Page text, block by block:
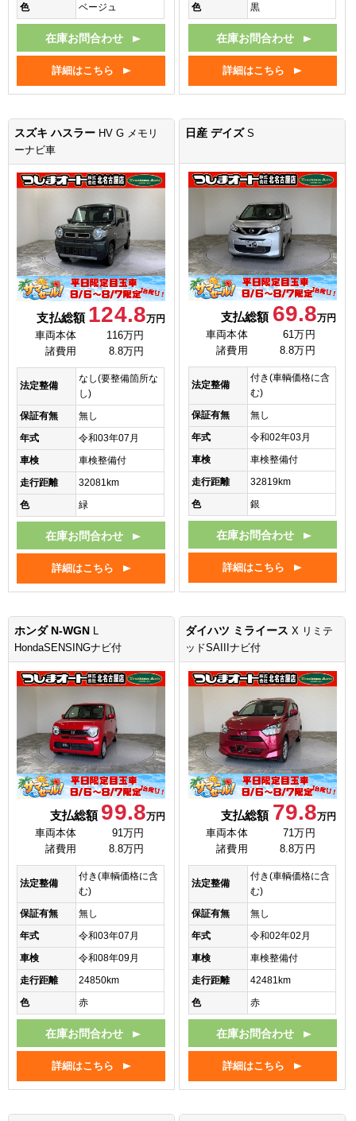
色
ベージュ
在庫お問合わせ
詳細はこちら
色
黒
在庫お問合わせ
詳細はこちら
スズキ ハスラー HV G メモリ
ーナビ車
支払総額 124.8万円
車両本体
116万円
諸費用
8.8万円
法定整備
なし(要整備箇所な
し)
保証有無
無し
年式
令和03年07月
車検
車検整備付
走行距離
32081km
色
緑
在庫お問合わせ
詳細はこちら
日産 デイズS
支払総額 69.8万円
車両本体
61万円
諸費用
8.8万円
法定整備
付き(車輌価格に含
む)
保証有無
無し
年式
令和02年03月
車検
車検整備付
走行距離
32819km
色
銀
在庫お問合わせ
詳細はこちら
ホンダ N-WGN L
HondaSENSINGナビ付
支払総額 99.8万円
車両本体
91万円
諸費用
8.8万円
法定整備
付き(車輌価格に含
む)
保証有無
無し
年式
令和03年07月
車検
令和08年09月
走行距離
24850km
色
赤
在庫お問合わせ
詳細はこちら
ダイハツ ミライースX リミテ
ッドSAIIIナビ付
支払総額 79.8万円
車両本体
71万円
諸費用
8.8万円
法定整備
付き(車輌価格に含
む)
保証有無
無し
年式
令和02年02月
車検
車検整備付
走行距離
42481km
色
赤
在庫お問合わせ
詳細はこちら